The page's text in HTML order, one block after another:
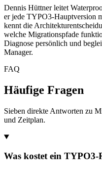
Dennis Hüttner leitet
er jede TYPO3-Hauptversion
kennt die
welche Migrationspfade
Diagnose persönlich und
Manager.
FAQ
Häufige Fragen
Sieben direkte Antworten zu
und Zeitplan.
Was kostet ein TYPO3-